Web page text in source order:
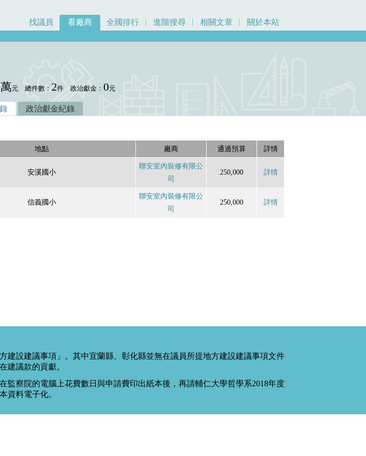
找議員 看廠商 全國排行 進階搜尋 相關文章 關於本站
元 總件數： 2件 政治獻金：0元
政治獻金紀錄
地點 廠商 通過預算 詳情
安溪國小
聯安室內裝修有限公
司
250,000 詳情
信義國小
聯安室內裝修有限公
司
250,000 詳情
建設建議事項」。其中宜蘭縣、彰化縣並無在議員所提地方建設建議事項文件
建議款的貢獻。
察院的電腦上花費數日與申請費印出紙本後，再請輔仁大學哲學系2018年度
資料電子化。